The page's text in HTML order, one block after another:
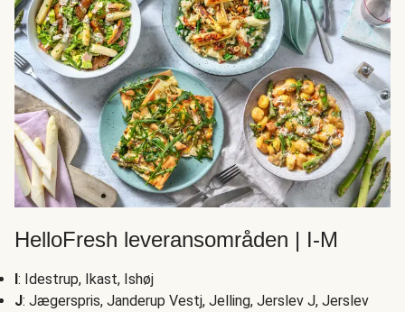
HelloFresh leveransområden | I-M
I: Idestrup, Ikast, Ishøj
J: Jægerspris, Janderup Vestj, Jelling, Jerslev J, Jerslev